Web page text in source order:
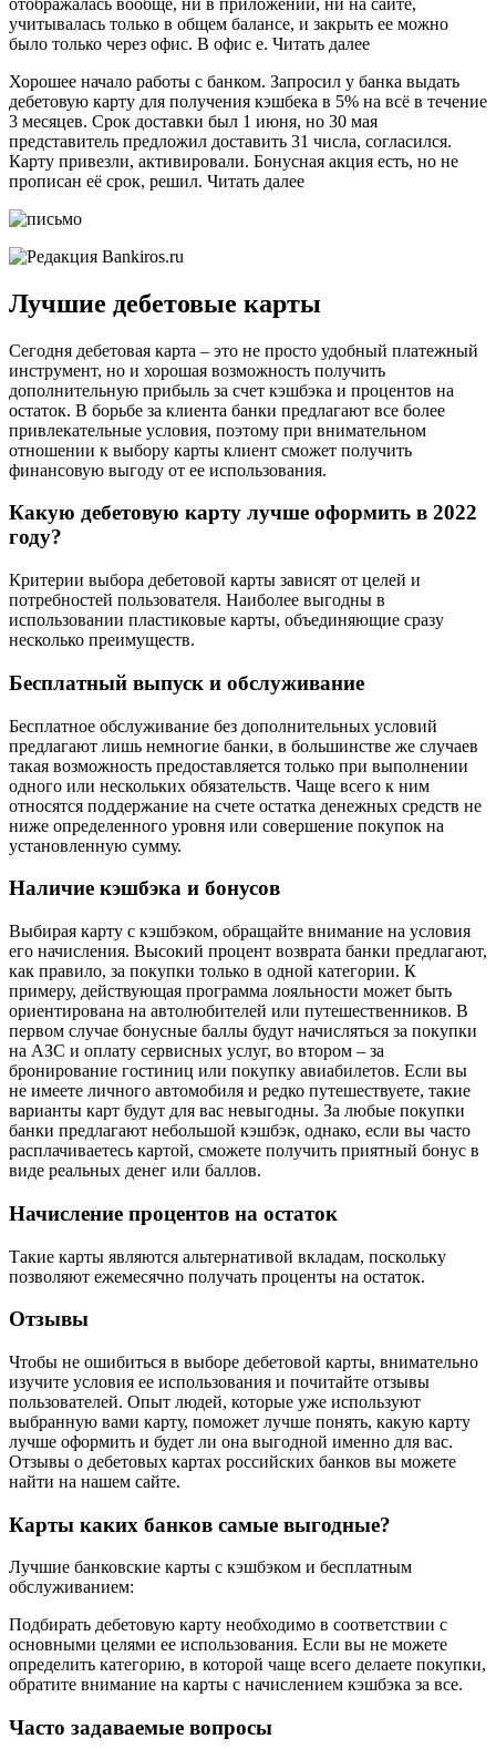
отображалась вообще, ни в приложении, ни на сайте,
учитывалась только в общем балансе, и закрыть ее можно
было только через офис. В офис е. Читать далее
Хорошее начало работы с банком. Запросил у банка выдать
дебетовую карту для получения кэшбека в 5% на всё в течение
3 месяцев. Срок доставки был 1 июня, но 30 мая
представитель предложил доставить 31 числа, согласился.
Карту привезли, активировали. Бонусная акция есть, но не
прописан её срок, решил. Читать далее
Лучшие дебетовые карты
Сегодня дебетовая карта – это не просто удобный платежный
инструмент, но и хорошая возможность получить
дополнительную прибыль за счет кэшбэка и процентов на
остаток. В борьбе за клиента банки предлагают все более
привлекательные условия, поэтому при внимательном
отношении к выбору карты клиент сможет получить
финансовую выгоду от ее использования.
Какую дебетовую карту лучше оформить в 2022
году?
Критерии выбора дебетовой карты зависят от целей и
потребностей пользователя. Наиболее выгодны в
использовании пластиковые карты, объединяющие сразу
несколько преимуществ.
Бесплатный выпуск и обслуживание
Бесплатное обслуживание без дополнительных условий
предлагают лишь немногие банки, в большинстве же случаев
такая возможность предоставляется только при выполнении
одного или нескольких обязательств. Чаще всего к ним
относятся поддержание на счете остатка денежных средств не
ниже определенного уровня или совершение покупок на
установленную сумму.
Наличие кэшбэка и бонусов
Выбирая карту с кэшбэком, обращайте внимание на условия
его начисления. Высокий процент возврата банки предлагают,
как правило, за покупки только в одной категории. К
примеру, действующая программа лояльности может быть
ориентирована на автолюбителей или путешественников. В
первом случае бонусные баллы будут начисляться за покупки
на АЗС и оплату сервисных услуг, во втором – за
бронирование гостиниц или покупку авиабилетов. Если вы
не имеете личного автомобиля и редко путешествуете, такие
варианты карт будут для вас невыгодны. За любые покупки
банки предлагают небольшой кэшбэк, однако, если вы часто
расплачиваетесь картой, сможете получить приятный бонус в
виде реальных денег или баллов.
Начисление процентов на остаток
Такие карты являются альтернативой вкладам, поскольку
позволяют ежемесячно получать проценты на остаток.
Отзывы
Чтобы не ошибиться в выборе дебетовой карты, внимательно
изучите условия ее использования и почитайте отзывы
пользователей. Опыт людей, которые уже используют
выбранную вами карту, поможет лучше понять, какую карту
лучше оформить и будет ли она выгодной именно для вас.
Отзывы о дебетовых картах российских банков вы можете
найти на нашем сайте.
Карты каких банков самые выгодные?
Лучшие банковские карты с кэшбэком и бесплатным
обслуживанием:
Подбирать дебетовую карту необходимо в соответствии с
основными целями ее использования. Если вы не можете
определить категорию, в которой чаще всего делаете покупки,
обратите внимание на карты с начислением кэшбэка за все.
Часто задаваемые вопросы